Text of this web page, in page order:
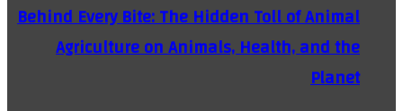
Behind Every Bite: The Hidden Toll of Animal
Agriculture on Animals, Health, and the
Planet